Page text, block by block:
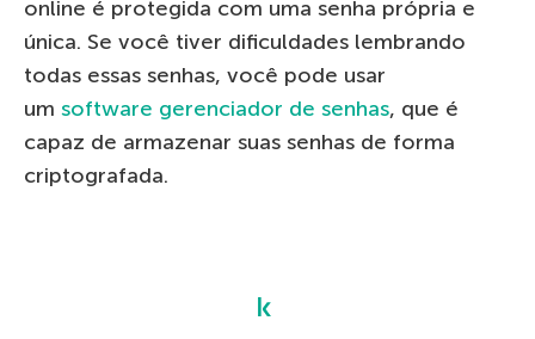
online é protegida com uma senha própria e
única. Se você tiver dificuldades lembrando
todas essas senhas, você pode usar
um software gerenciador de senhas, que é
capaz de armazenar suas senhas de forma
criptografada.